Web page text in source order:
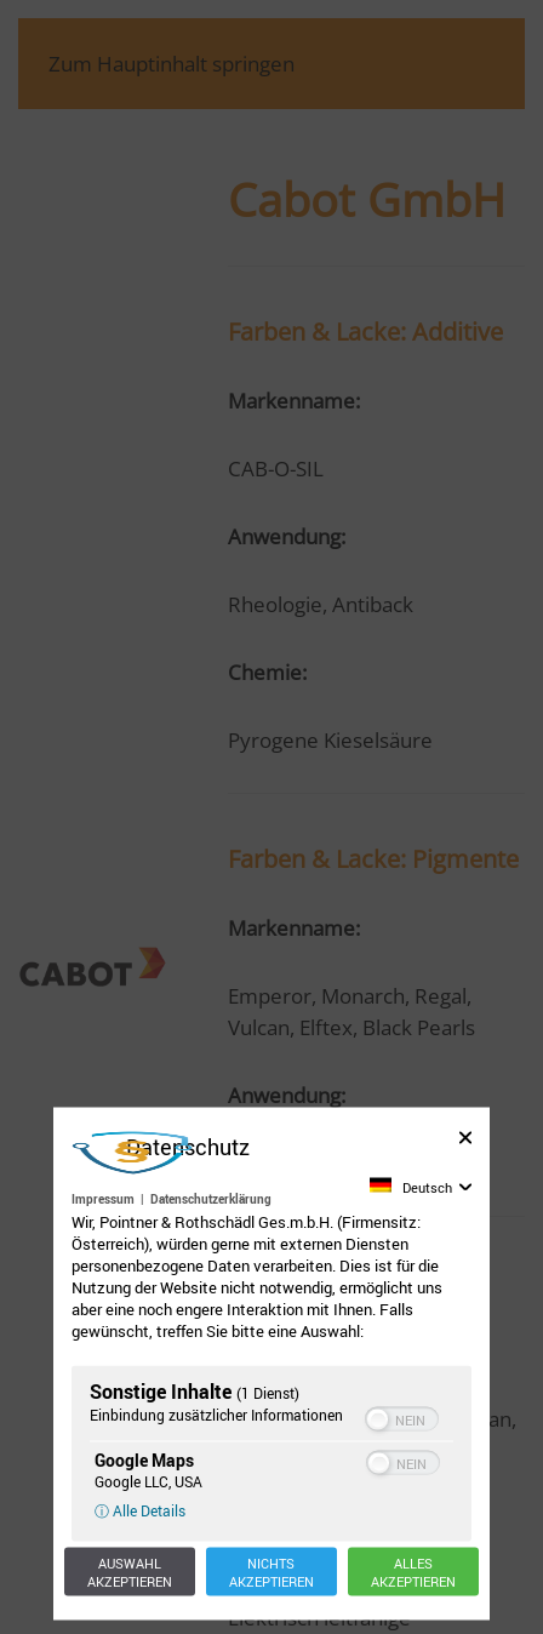
Zum Hauptinhalt springen
Cabot GmbH
Farben & Lacke: Additive
Markenname:
CAB-O-SIL
Anwendung:
Rheologie, Antiback
Chemie:
Pyrogene Kieselsäure
Farben & Lacke: Pigmente
Markenname:
Emperor, Monarch, Regal,
Vulcan, Elftex, Black Pearls
Anwendung:
Ruß
Kunststoffindustrie
Cabot, Monarch, Elftex, Vulcan,
Black Pearls, Regal, Cabelec
Schwarz-Masterbatch, Ruß,
Elektrisch leitfähige
Datenschutz
Impressum | Datenschutzerklärung
Deutsch
Wir, Pointner & Rothschädl Ges.m.b.H. (Firmensitz:
Österreich), würden gerne mit externen Diensten
personenbezogene Daten verarbeiten. Dies ist für die
Nutzung der Website nicht notwendig, ermöglicht uns
aber eine noch engere Interaktion mit Ihnen. Falls
gewünscht, treffen Sie bitte eine Auswahl:
Sonstige Inhalte (1 Dienst)
Einbindung zusätzlicher Informationen
Google Maps
Google LLC, USA
ⓘ Alle Details
AUSWAHL
AKZEPTIEREN
NICHTS
AKZEPTIEREN
ALLES
AKZEPTIEREN